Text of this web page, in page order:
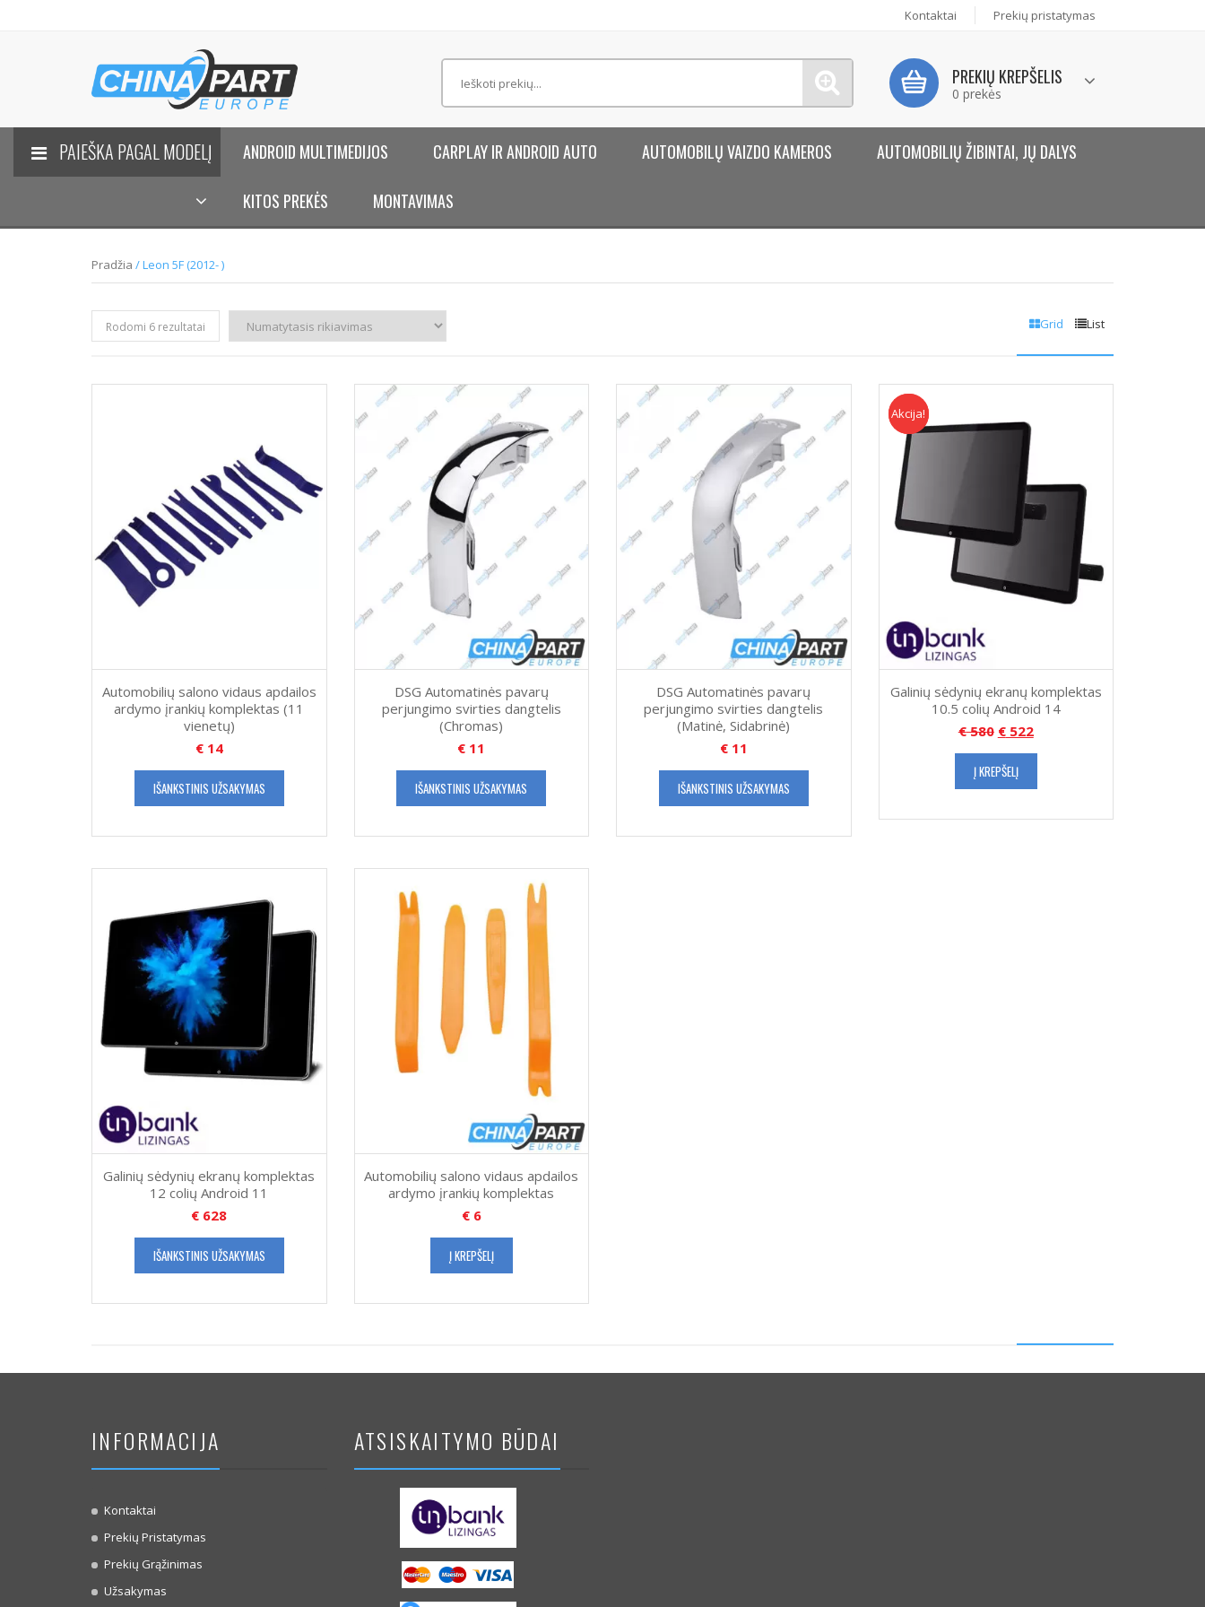
Kontaktai Prekių pristatymas
PREKIŲ KREPŠELIS
0 prekės
PAIEŠKA PAGAL MODELĮ ANDROID MULTIMEDIJOS CARPLAY IR ANDROID AUTO AUTOMOBILŲ VAIZDO KAMEROS AUTOMOBILIŲ ŽIBINTAI, JŲ DALYS
KITOS PREKĖS MONTAVIMAS
Pradžia / Leon 5F (2012- )
Grid List
Rodomi 6 rezultatai
Automobilių salono vidaus apdailos
ardymo įrankių komplektas (11
vienetų)
€14
IŠANKSTINIS UŽSAKYMAS
DSG Automatinės pavarų
perjungimo svirties dangtelis
(Chromas)
€ 11
IŠANKSTINIS UŽSAKYMAS
DSG Automatinės pavarų
perjungimo svirties dangtelis
(Matinė, Sidabrinė)
€11
IŠANKSTINIS UŽSAKYMAS
Akcija
Akcija!
Galinių sėdynių ekranų komplektas
10.5 colių Android 14
€580 €522
Į KREPŠELĮ
Galinių sėdynių ekranų komplektas
12 colių Android 11
€ 628
IŠANKSTINIS UŽSAKYMAS
Automobilių salono vidaus apdailos
ardymo įrankių komplektas
€6
Į KREPŠELĮ
INFORMACIJA
Kontaktai
Prekių Pristatymas
Prekių Grąžinimas
Užsakymas
ATSISKAITYMO BŪDAI